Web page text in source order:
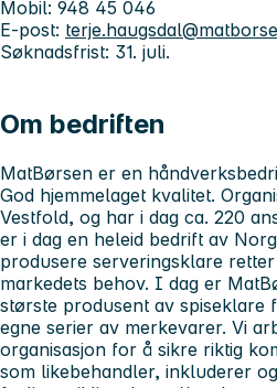
Mobil: 948 45 046
E-post:
Søknadsfrist: 31. juli.
Om bedriften
MatBørsen er en
God hjemmelaget kvalitet.
Vestfold, og har i dag ca. 220
er i dag en heleid bedrift av
produsere serveringsklare
markedets behov. I dag er
største produsent av spiseklare
egne serier av merkevarer. Vi
organisasjon for å sikre riktig
som likebehandler, inkluderer